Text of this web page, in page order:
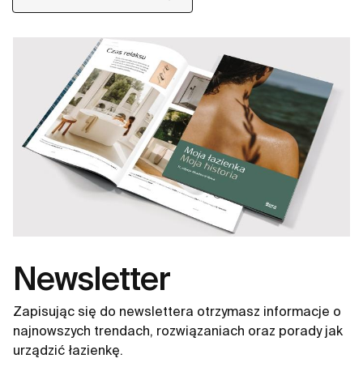
zestaw łazienkowy Unik, a także różnorodne moduły
otwarte. Szafki Kwadro zawierają także modele o
zredukowanej głębokości, co czyni je idealnym
rozwiązaniem do kompaktowych łazienek. Dostępne
są w dwóch wariantach: klasycznym z ceramiką oraz
modułowym projektem z blatem i koszem cargo.
Wszystkie szuflady wyposażone są w pełny wysuw i
mechanizm cichego domyku, co zapewnia komfort i
wygodę użytkowania. Kolekcja Kwadro to szeroki
wachlarz rozwiązań dostępnych na wyciągnięcie ręki,
oferując aż siedem różnych rozmiarów mebli, pięć
wykończeń oraz cztery warianty uchwytów. Dzięki temu
własnych potrzeb i stylu wnętrza. Wybierz kolekcję
designem, który sprawdzi się nawet w najmniejszych
łazienkach, zapewniając jednocześnie maksymalną
funkcjonalność i estetykę.
Newsletter
Zapisując się do newslettera otrzymasz informacje o
najnowszych trendach, rozwiązaniach oraz porady jak
urządzić łazienkę.